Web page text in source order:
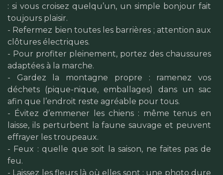
: si vous croisez quelqu’un, un simple bonjour fait
toujours plaisir.
- Refermez bien toutes les barrières ; attention aux
clôtures électriques.
- Pour profiter pleinement, portez des chaussures
adaptées à la marche.
- Gardez la montagne propre : ramenez vos
déchets (pique-nique, emballages) dans un sac
afin que l’endroit reste agréable pour tous.
- Évitez d’emmener les chiens : même tenus en
laisse, ils perturbent la faune sauvage et peuvent
effrayer les troupeaux.
- Feux : quelle que soit la saison, ne faites pas de
feu.
- Laissez les fleurs là où elles sont : une photo dure